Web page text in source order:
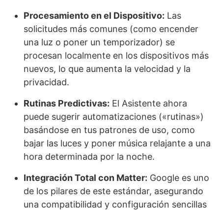
Procesamiento en el Dispositivo: Las
solicitudes más comunes (como encender
una luz o poner un temporizador) se
procesan localmente en los dispositivos más
nuevos, lo que aumenta la velocidad y la
privacidad.
Rutinas Predictivas: El Asistente ahora
puede sugerir automatizaciones («rutinas»)
basándose en tus patrones de uso, como
bajar las luces y poner música relajante a una
hora determinada por la noche.
Integración Total con Matter: Google es uno
de los pilares de este estándar, asegurando
una compatibilidad y configuración sencillas